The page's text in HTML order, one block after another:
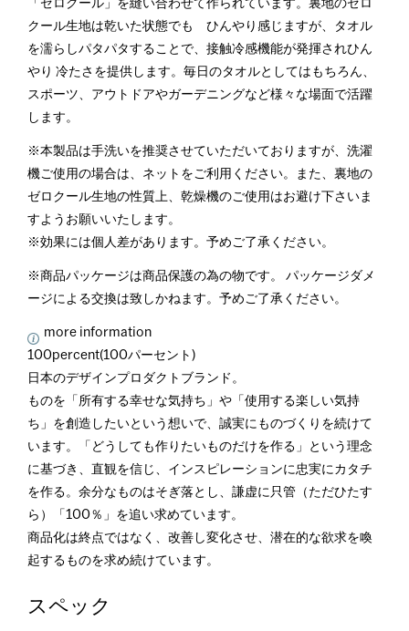
「ゼロクール」を縫い合わせて作られています。裏地のゼロ
クール生地は乾いた状態でも ひんやり感じますが、タオル
を濡らしパタパタすることで、接触冷感機能が発揮されひん
やり 冷たさを提供します。毎日のタオルとしてはもちろん、
スポーツ、アウトドアやガーデニングなど様々な場面で活躍
します。
※本製品は手洗いを推奨させていただいておりますが、洗濯
機ご使用の場合は、ネットをご利用ください。また、裏地の
ゼロクール生地の性質上、乾燥機のご使用はお避け下さいま
すようお願いいたします。
※効果には個人差があります。予めご了承ください。
※商品パッケージは商品保護の為の物です。 パッケージダメ
ージによる交換は致しかねます。予めご了承ください。
more information
100percent(100パーセント)
日本のデザインプロダクトブランド。
ものを「所有する幸せな気持ち」や「使用する楽しい気持
ち」を創造したいという想いで、誠実にものづくりを続けて
います。「どうしても作りたいものだけを作る」という理念
に基づき、直観を信じ、インスピレーションに忠実にカタチ
を作る。余分なものはそぎ落とし、謙虚に只管（ただひたす
ら）「100％」を追い求めています。
商品化は終点ではなく、改善し変化させ、潜在的な欲求を喚
起するものを求め続けています。
スペック